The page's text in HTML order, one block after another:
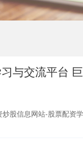
与交流平台
炒股信息网站-股票配资